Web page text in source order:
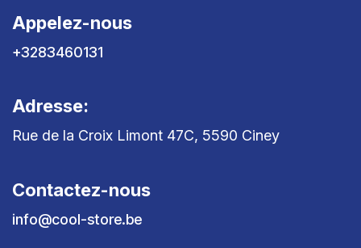
Appelez-nous
+3283460131
Adresse:
Rue de la Croix Limont 47C, 5590 Ciney
Contactez-nous
info@cool-store.be